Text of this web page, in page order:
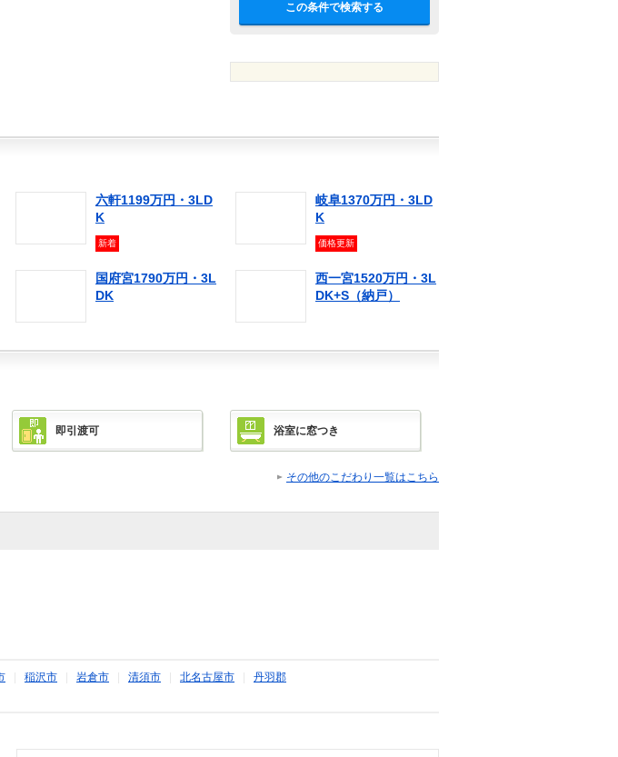
この条件で検索する
六軒1199万円・3LD
K
新着
岐阜1370万円・3LD
K
価格更新
国府宮1790万円・3L
DK
西一宮1520万円・3L
DK+S（納戸）
即引渡可 浴室に窓つき
その他のこだわり一覧はこちら
稲沢市 岩倉市 清須市 北名古屋市 丹羽郡